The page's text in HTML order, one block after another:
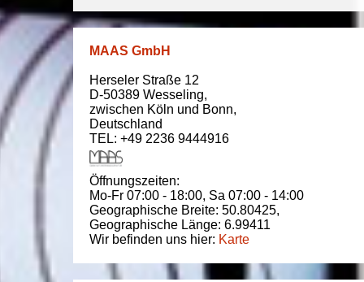
MAAS GmbH
Herseler Straße 12
D-50389 Wesseling,
zwischen Köln und Bonn,
Deutschland
TEL: +49 2236 9444916
Öffnungszeiten:
Mo-Fr 07:00 - 18:00, Sa 07:00 - 14:00
Geographische Breite: 50.80425,
Geographische Länge: 6.99411
Wir befinden uns hier: Karte